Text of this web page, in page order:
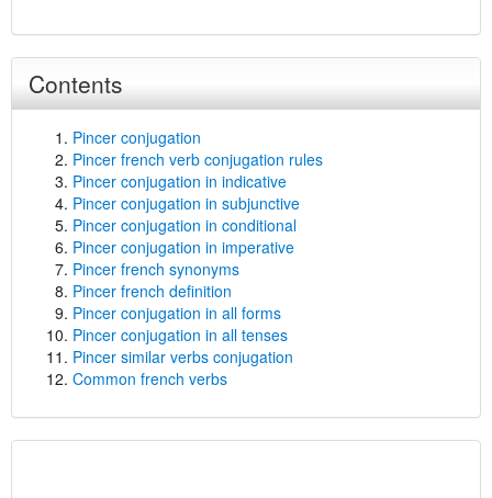
Contents
Pincer conjugation
Pincer french verb conjugation rules
Pincer conjugation in indicative
Pincer conjugation in subjunctive
Pincer conjugation in conditional
Pincer conjugation in imperative
Pincer french synonyms
Pincer french definition
Pincer conjugation in all forms
Pincer conjugation in all tenses
Pincer similar verbs conjugation
Common french verbs